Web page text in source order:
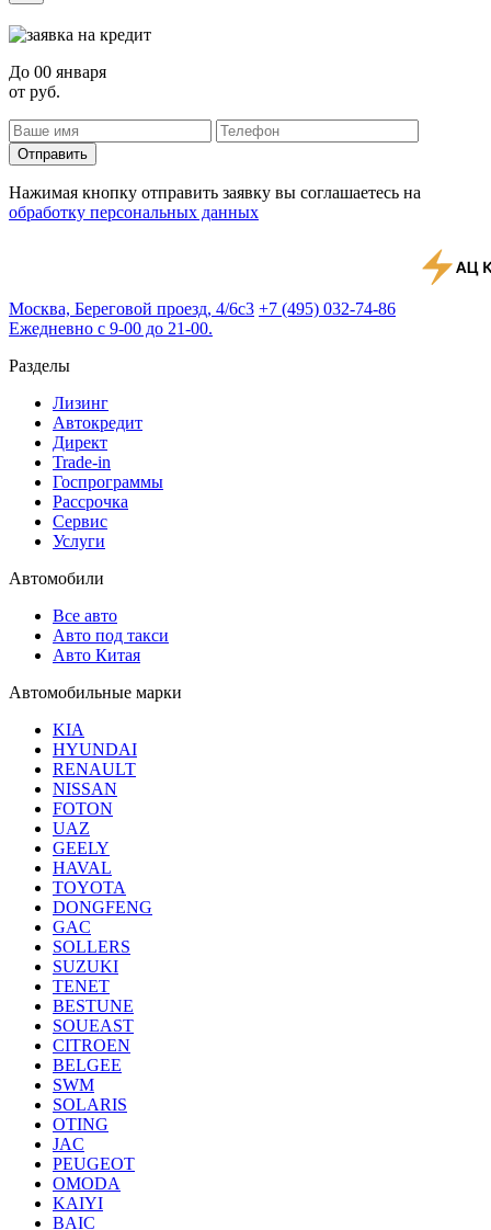
До 00 января
от руб.
Отправить
Нажимая кнопку отправить заявку вы соглашаетесь на
обработку персональных данных
Москва, Береговой проезд, 4/6с3 +7 (495) 032-74-86
Ежедневно с 9-00 до 21-00.
Разделы
Лизинг
Автокредит
Директ
Trade-in
Госпрограммы
Рассрочка
Сервис
Услуги
Автомобили
Все авто
Авто под такси
Авто Китая
Автомобильные марки
KIA
HYUNDAI
RENAULT
NISSAN
FOTON
UAZ
GEELY
HAVAL
TOYOTA
DONGFENG
GAC
SOLLERS
SUZUKI
TENET
BESTUNE
SOUEAST
CITROEN
BELGEE
SWM
SOLARIS
OTING
JAC
PEUGEOT
OMODA
KAIYI
BAIC